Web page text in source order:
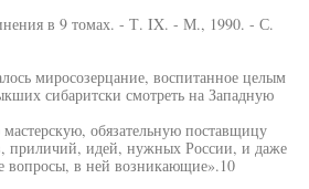
в 9 томах. - Т. IX. - М., 1990. - С.
миросозерцание, воспитанное целым
сибаритски смотреть на Западную
обязательную поставщицу
приличий, идей, нужных России, и даже
вопросы, в ней возникающие».10